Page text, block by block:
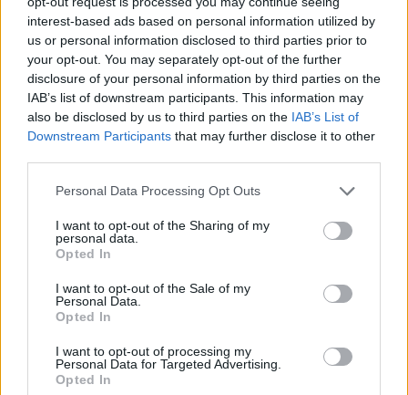
interest-based ads based on personal information utilized by
us or personal information disclosed to third parties prior to
your opt-out. You may separately opt-out of the further
disclosure of your personal information by third parties on the
IAB’s list of downstream participants. This information may
also be disclosed by us to third parties on the IAB’s List of
Downstream Participants that may further disclose it to other
Personal Data Processing Opt Outs
I want to opt-out of the Sharing of my
personal data.
Opted In
I want to opt-out of the Sale of my
Personal Data.
Opted In
I want to opt-out of processing my
Personal Data for Targeted Advertising.
Opted In
Infortunato 0 - 0%
Inutilizzato 38 - 100
stagionale
SAS 1-0 INT
2-2 TOR
BOL 0-3